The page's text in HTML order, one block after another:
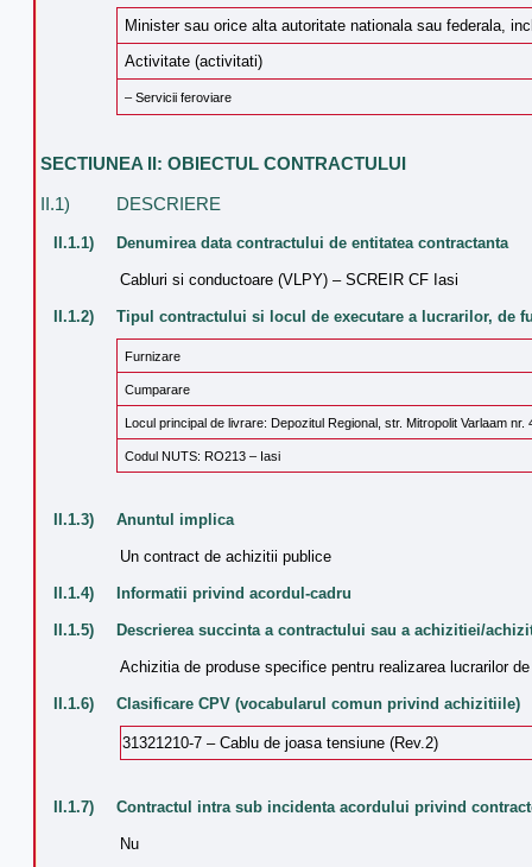
Minister sau orice alta autoritate nationala sau federala,
Activitate (activitati)
– Servicii feroviare
SECTIUNEA II: OBIECTUL CONTRACTULUI
II.1)
DESCRIERE
II.1.1) Denumirea data contractului de entitatea contractanta
Cabluri si conductoare (VLPY) – SCREIR CF Iasi
II.1.2) Tipul contractului si locul de executare a lucrarilor, de
Furnizare
Cumparare
Locul principal de livrare: Depozitul Regional, str. Mitropolit Varlaam nr.
Codul NUTS: RO213 – Iasi
II.1.3) Anuntul implica
Un contract de achizitii publice
II.1.4) Informatii privind acordul-cadru
II.1.5) Descrierea succinta a contractului sau a achizitiei/
Achizitia de produse specifice pentru realizarea lucrarilor
II.1.6) Clasificare CPV (vocabularul comun privind achizitiile)
31321210-7 – Cablu de joasa tensiune (Rev.2)
II.1.7) Contractul intra sub incidenta acordului privind
Nu